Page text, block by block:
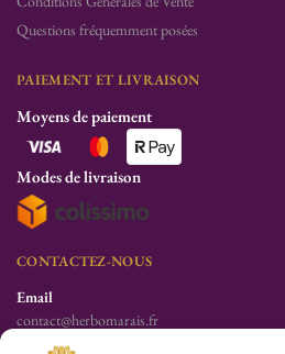
Questions fréquemment posées
PAIEMENT ET LIVRAISON
Moyens de paiement
Modes de livraison
CONTACTEZ-NOUS
Email
contact@herbomarais.fr